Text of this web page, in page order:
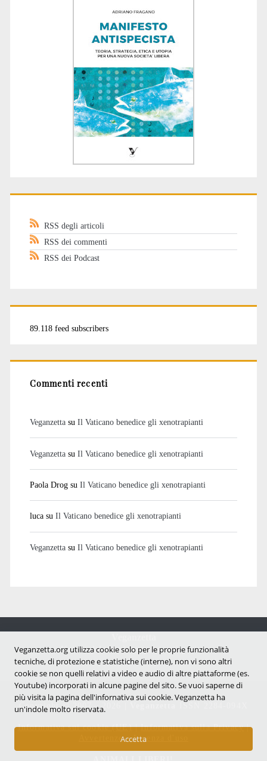
RSS degli articoli
RSS dei commenti
RSS dei Podcast
89.118 feed subscribers
Commenti recenti
Veganzettasu Il Vaticano benedice gli xenotrapianti
Veganzettasu Il Vaticano benedice gli xenotrapianti
Paola Drogsu Il Vaticano benedice gli xenotrapianti
lucasu Il Vaticano benedice gli xenotrapianti
Veganzettasu Il Vaticano benedice gli xenotrapianti
Notizie dal mondo vegan e antispecista
Copyright © 2007 - 2026 |
Informativa sui cookie (UE)|Informativa sulla Privacy|
Avvertenze e Licenza d'uso
Veganzetta.org utilizza cookie solo per le proprie funzionalità
tecniche, di protezione e statistiche (interne), non vi sono altri
cookie se non quelli relativi a video e audio di altre piattaforme (es.
Youtube) incorporati in alcune pagine del sito. Se vuoi saperne di
più visita la pagina dell'infornativa sui cookie. Veganzetta ha
un'indole molto riservata.
Accetta